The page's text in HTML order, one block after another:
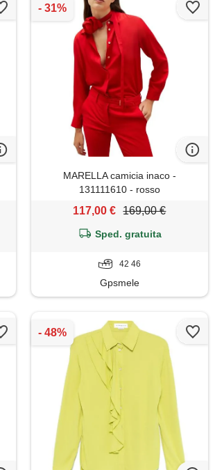
MARELLA camicia inaco -
131111610 - rosso
117,00 € 169,00 €
Sped. gratuita
42 46
Gpsmele